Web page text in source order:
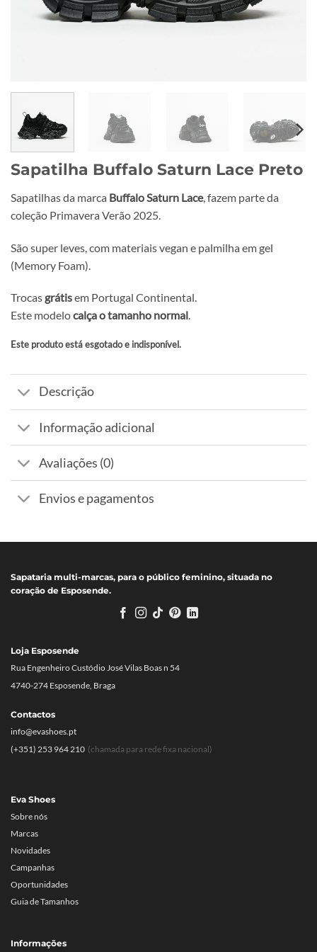
Sapatilha Buffalo Saturn Lace Preto
Sapatilhas da marca Buffalo Saturn Lace, fazem parte da
coleção Primavera Verão 2025.
São super leves, com materiais vegan e palmilha em gel
(Memory Foam).
Trocas grátisem Portugal Continental.
Este modelocalça o tamanho normal.
Este produto está esgotado e indisponível.
Alternative:
Descrição
Informação adicional
Avaliações (0)
Envios e pagamentos
Sapataria multi-marcas, para o público feminino, situada no
coração de Esposende.
Eva Shoes
Sobre nós
Marcas
Novidades
Campanhas
Oportunidades
Guia de Tamanhos
Informações
Loja Esposende
Rua Engenheiro Custódio José Vilas Boas n 54
4740-274 Esposende, Braga
Contactos
info@evashoes.pt
(+351) 253 964 210 (chamada para rede fixa nacional)